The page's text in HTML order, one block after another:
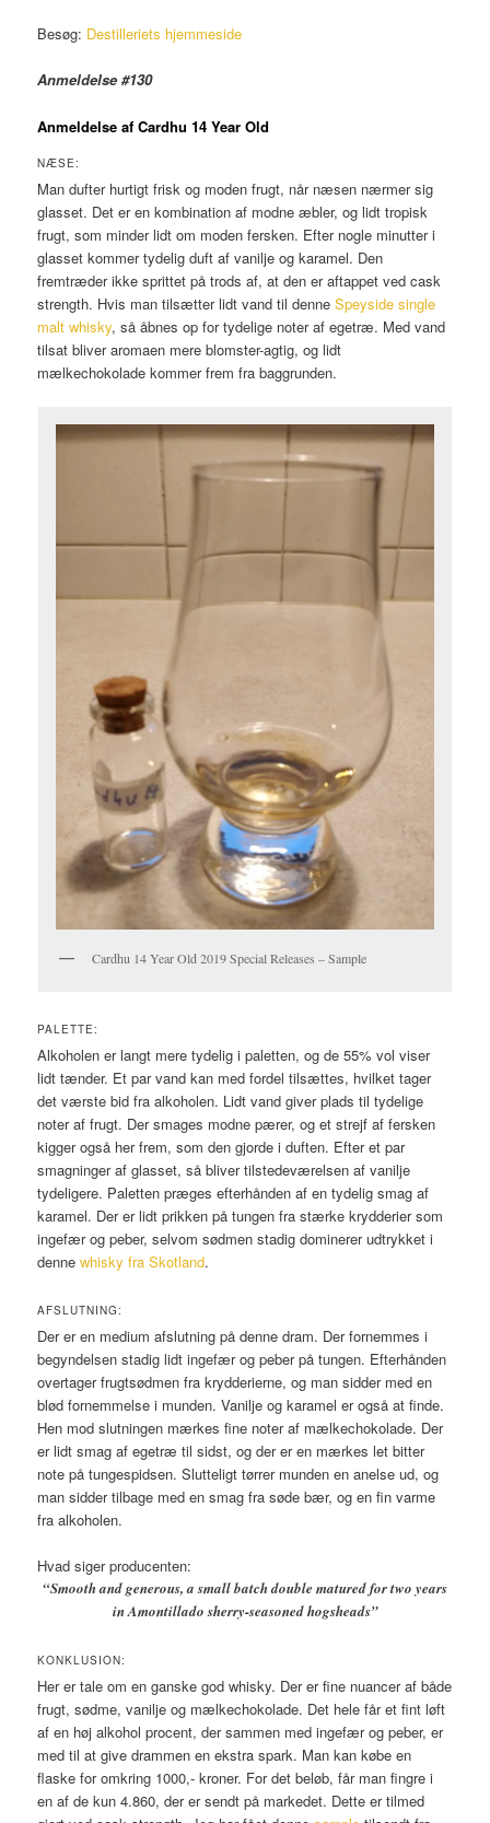
Besøg: Destilleriets hjemmeside
Anmeldelse #130
Anmeldelse af Cardhu 14 Year Old
NÆSE:
Man dufter hurtigt frisk og moden frugt, når næsen nærmer sig
glasset. Det er en kombination af modne æbler, og lidt tropisk
frugt, som minder lidt om moden fersken. Efter nogle minutter i
glasset kommer tydelig duft af vanilje og karamel. Den
fremtræder ikke sprittet på trods af, at den er aftappet ved cask
strength. Hvis man tilsætter lidt vand til denneSpeyside single
malt whisky, så åbnes op for tydelige noter af egetræ. Med vand
tilsat bliver aromaen mere blomster-agtig, og lidt
mælkechokolade kommer frem fra baggrunden.
Cardhu 14 Year Old 2019 Special Releases – Sample
PALETTE:
Alkoholen er langt mere tydelig i paletten, og de 55% vol viser
lidt tænder. Et par vand kan med fordel tilsættes, hvilket tager
det værste bid fra alkoholen. Lidt vand giver plads til tydelige
noter af frugt. Der smages modne pærer, og et strejf af fersken
kigger også her frem, som den gjorde i duften. Efter et par
smagninger af glasset, så bliver tilstedeværelsen af vanilje
tydeligere. Paletten præges efterhånden af en tydelig smag af
karamel. Der er lidt prikken på tungen fra stærke krydderier som
ingefær og peber, selvom sødmen stadig dominerer udtrykket i
dennewhisky fra Skotland.
AFSLUTNING:
Der er en medium afslutning på denne dram. Der fornemmes i
begyndelsen stadig lidt ingefær og peber på tungen. Efterhånden
overtager frugtsødmen fra krydderierne, og man sidder med en
blød fornemmelse i munden. Vanilje og karamel er også at finde.
Hen mod slutningen mærkes fine noter af mælkechokolade. Der
er lidt smag af egetræ til sidst, og der er en mærkes let bitter
note på tungespidsen. Slutteligt tørrer munden en anelse ud, og
man sidder tilbage med en smag fra søde bær, og en fin varme
fra alkoholen.
Hvad siger producenten:
“Smooth and generous, a small batch double matured for two years
in Amontillado sherry-seasoned hogsheads”
KONKLUSION:
Her er tale om en ganske god whisky. Der er fine nuancer af både
frugt, sødme, vanilje og mælkechokolade. Det hele får et fint løft
af en høj alkohol procent, der sammen med ingefær og peber, er
med til at give drammen en ekstra spark. Man kan købe en
flaske for omkring 1000,- kroner. For det beløb, får man fingre i
en af de kun 4.860, der er sendt på markedet. Dette er tilmed